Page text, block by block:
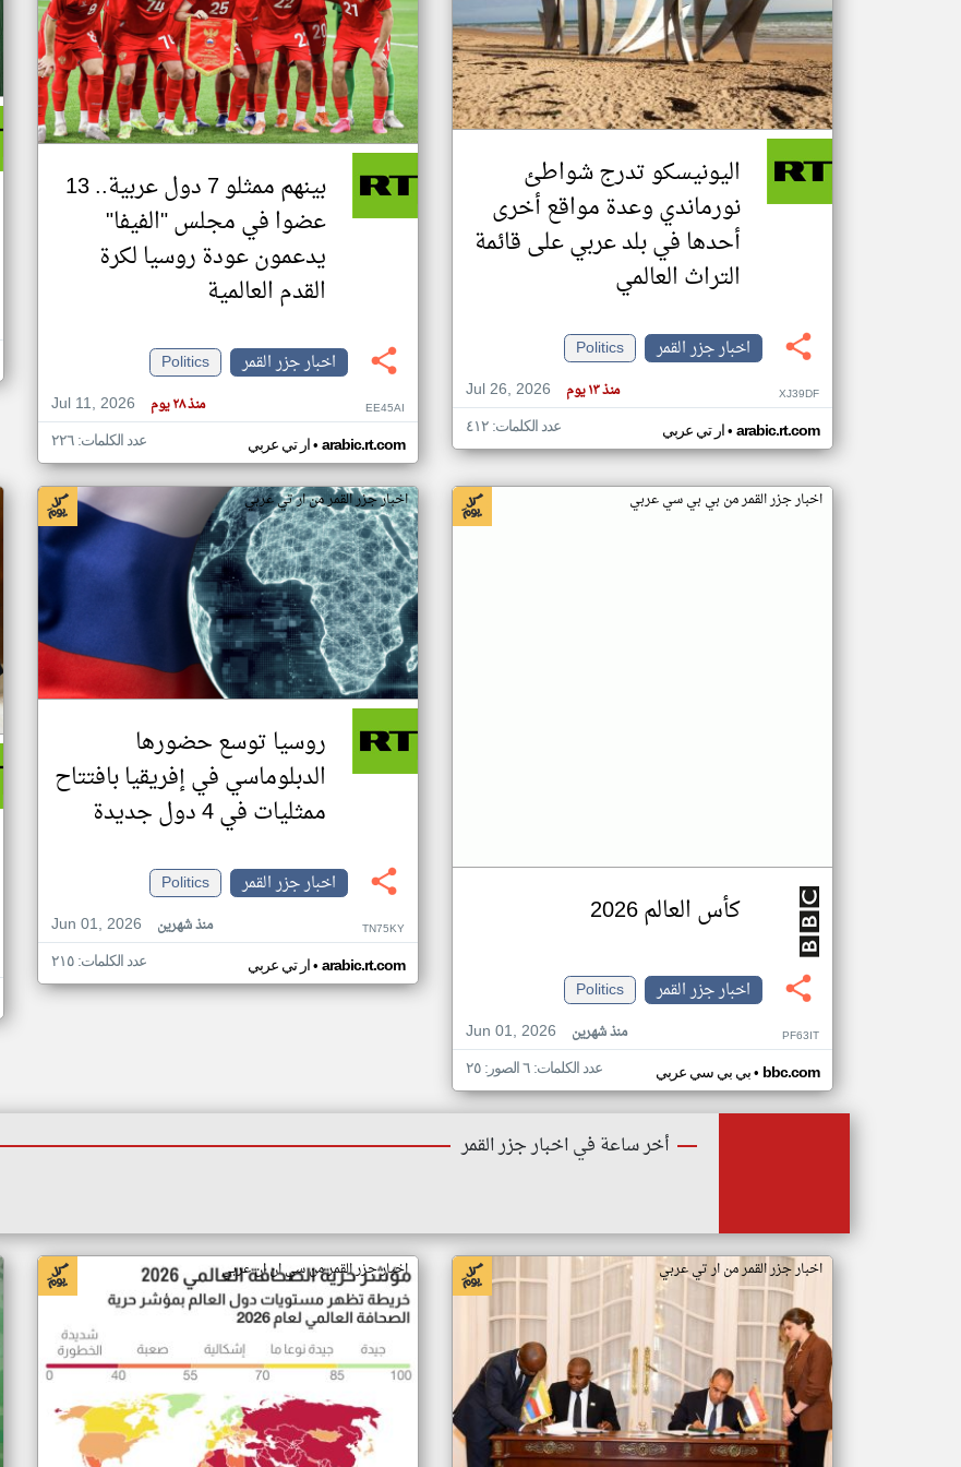
اليونيسكو تدرج شواطئ
نورماندي وعدة مواقع أخرى
أحدها في بلد عربي على قائمة
التراث العالمي
اخبار جزر القمر
Politics
Jul 26, 2026
منذ ١٣ يوم XJ39DF
ار تي عربي• arabic.rt.com عدد الكلمات: ٤١٢
بينهم ممثلو 7 دول عربية.. 13
عضوا في مجلس "الفيفا"
يدعمون عودة روسيا لكرة
القدم العالمية
اخبار جزر القمر
Politics
Jul 11, 2026
منذ ٢٨ يوم EE45AI
ار تي عربي• arabic.rt.com عدد الكلمات: ٢٢٦
اخبار جزر القمر من بي بي سي عربي
كأس العالم 2026
اخبار جزر القمر
Politics
Jun 01, 2026
منذ شهرين PF63IT
بي بي سي عربي• bbc.com عدد الكلمات: ٦ الصور: ٢٥
اخبار جزر القمر من ار تي عربي
روسيا توسع حضورها
الدبلوماسي في إفريقيا بافتتاح
ممثليات في 4 دول جديدة
اخبار جزر القمر
Politics
Jun 01, 2026
منذ شهرين TN75KY
ار تي عربي• arabic.rt.com عدد الكلمات: ٢١٥
أخر ساعة في اخبار جزر القمر
اخبار جزر القمر من ار تي عربي اخبار جزر القمر من سي ان ان عربي